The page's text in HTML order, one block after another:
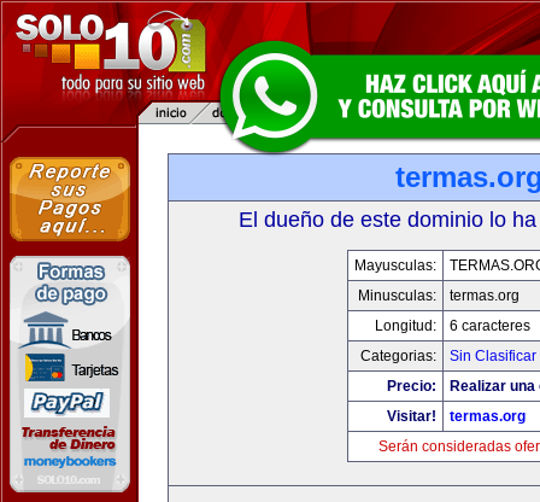
El dueño de este dominio lo
Mayusculas:
Minusculas:
termas.org
Longitud:
6 caracteres
Categorias:
Sin Clasificar
Precio:
Realizar
Visitar!
termas.org
Serán consideradas